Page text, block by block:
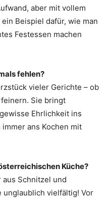
aber mit vollem
Beispiel dafür, wie man
Festessen machen
fehlen?
vieler Gerichte – ob
Sie bringt
Ehrlichkeit ins
ans Kochen mit
Küche?
Schnitzel und
unglaublich vielfältig! Vor